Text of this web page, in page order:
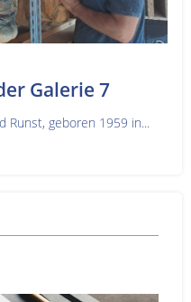
Galerie 7
Runst, geboren 1959 in...